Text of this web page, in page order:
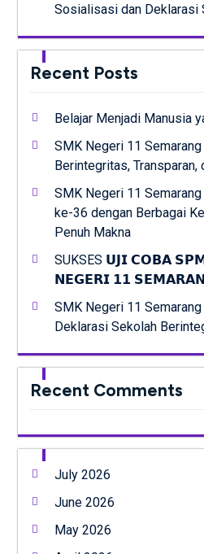
Sosialisasi dan Deklarasi
Recent Posts
Belajar Menjadi Manusia
SMK Negeri 11
Berintegritas, Transparan,
SMK Negeri 11
ke-36 dengan Berbagai
Penuh Makna
SUKSES 𝗨𝗝𝗜 𝗖𝗢𝗕𝗔
𝗡𝗘𝗚𝗘𝗥𝗜 𝟭𝟭
SMK Negeri 11
Deklarasi Sekolah
Recent Comments
July 2026
June 2026
May 2026